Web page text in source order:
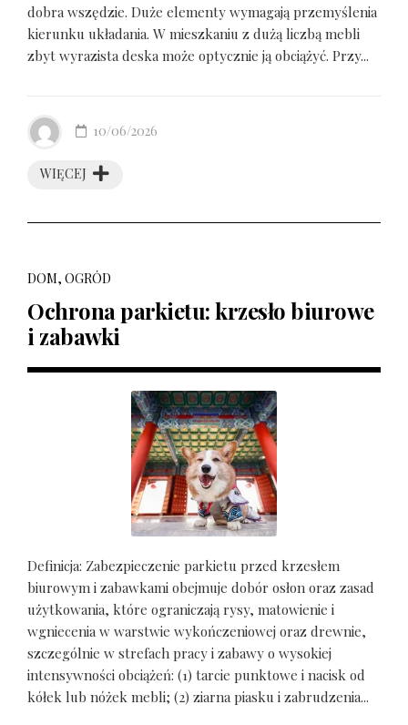
dobra wszędzie. Duże elementy wymagają przemyślenia
kierunku układania. W mieszkaniu z dużą liczbą mebli
zbyt wyrazista deska może optycznie ją obciążyć. Przy...
WIĘCEJ
10/06/2026
DOM, OGRÓD
Ochrona parkietu: krzesło biurowe
i zabawki
Definicja: Zabezpieczenie parkietu przed krzesłem
biurowym i zabawkami obejmuje dobór osłon oraz zasad
użytkowania, które ograniczają rysy, matowienie i
wgniecenia w warstwie wykończeniowej oraz drewnie,
szczególnie w strefach pracy i zabawy o wysokiej
intensywności obciążeń: (1) tarcie punktowe i nacisk od
kółek lub nóżek mebli; (2) ziarna piasku i zabrudzenia...